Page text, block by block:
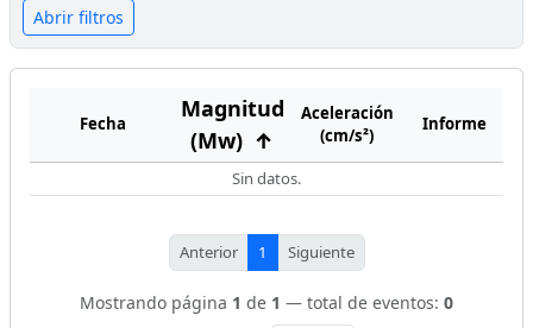
Abrir filtros
Fecha
Magnitud
(Mw) ↑
Aceleración
(cm/s²)
Informe
Sin datos.
Anterior 1 Siguiente
Mostrando página 1 de 1 — total de eventos: 0